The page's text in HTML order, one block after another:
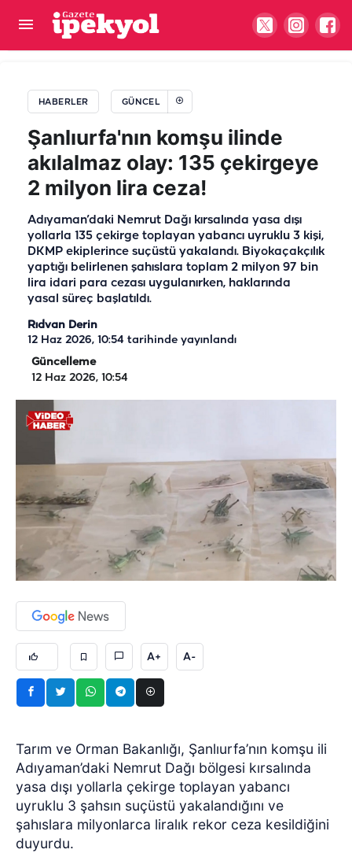
HABERLER GÜNCEL
Şanlıurfa'nın komşu ilinde
akılalmaz olay: 135 çekirgeye
2 milyon lira ceza!
Adıyaman’daki Nemrut Dağı kırsalında yasa dışı
yollarla 135 çekirge toplayan yabancı uyruklu 3 kişi,
DKMP ekiplerince suçüstü yakalandı. Biyokaçakçılık
yaptığı belirlenen şahıslara toplam 2 milyon 97 bin
lira idari para cezası uygulanırken, haklarında
yasal süreç başlatıldı.
Rıdvan Derin
12 Haz 2026, 10:54 tarihinde yayınlandı
Güncelleme
12 Haz 2026, 10:54
A+ A-
Tarım ve Orman Bakanlığı, Şanlıurfa’nın komşu ili
Adıyaman’daki Nemrut Dağı bölgesi kırsalında
yasa dışı yollarla çekirge toplayan yabancı
uyruklu 3 şahsın suçüstü yakalandığını ve
şahıslara milyonlarca liralık rekor ceza kesildiğini
duyurdu.
Şanlıurfa’da su kaçağı çocukların eğlencesi oldu: